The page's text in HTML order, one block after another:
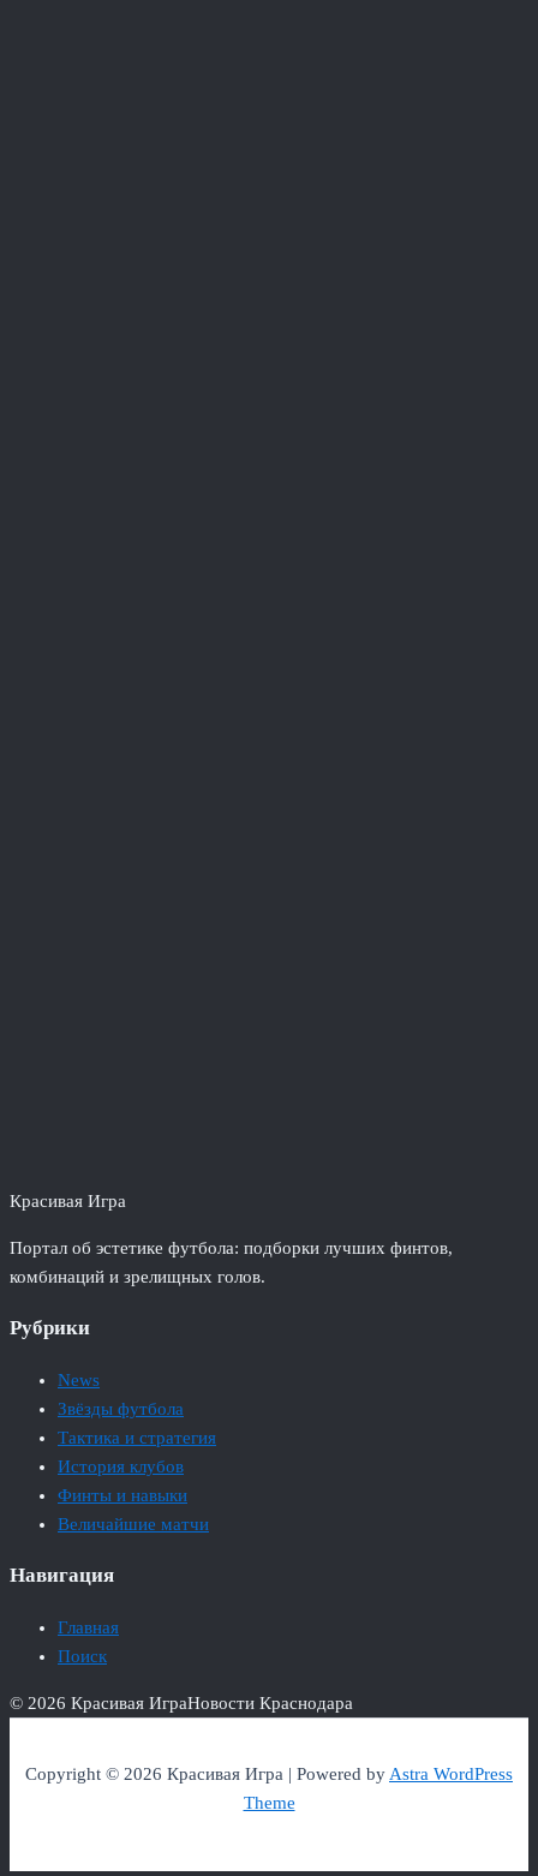
Красивая Игра
Портал об эстетике футбола: подборки лучших финтов,
комбинаций и зрелищных голов.
Рубрики
News
Звёзды футбола
Тактика и стратегия
История клубов
Финты и навыки
Величайшие матчи
Навигация
Главная
Поиск
© 2026 Красивая ИграНовости Краснодара
Copyright © 2026 Красивая Игра | Powered byAstra WordPress
Theme